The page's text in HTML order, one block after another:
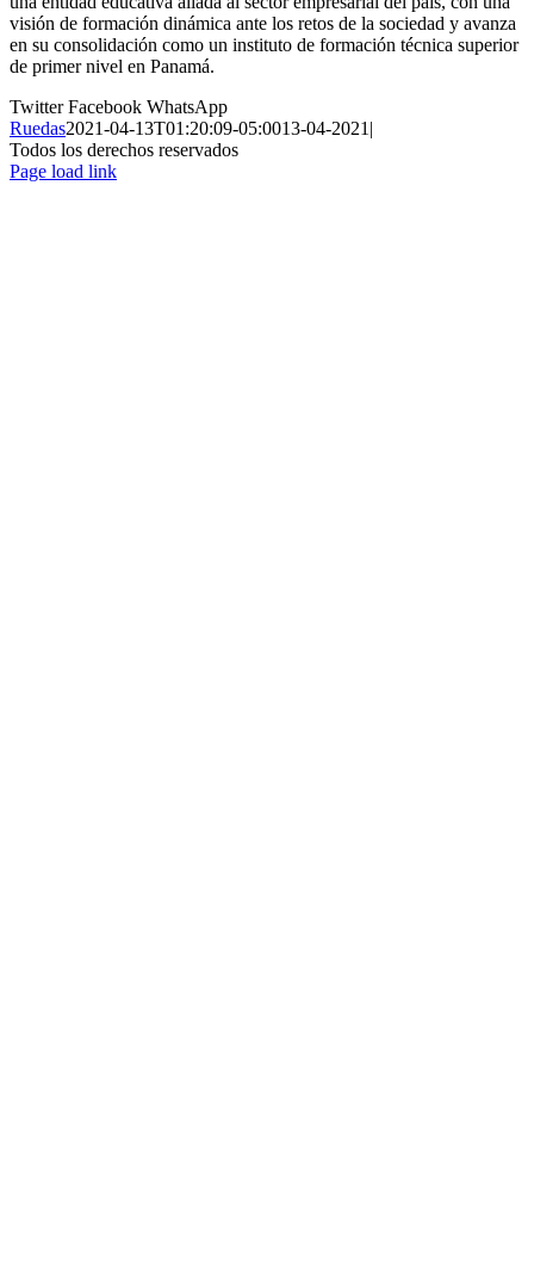
visión de formación dinámica ante los retos de la sociedad y avanza
en su consolidación como un instituto de formación técnica superior
de primer nivel en Panamá.
TwitterFacebook WhatsApp
Ruedas2021-04-13T01:20:09-05:0013-04-2021|
Todos los derechos reservados
Page load link